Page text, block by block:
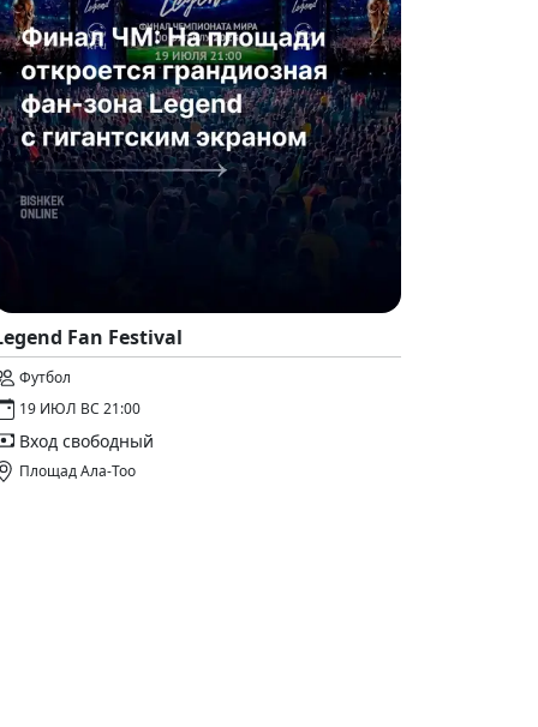
Fan Festival
Футбол
19 ИЮЛ ВС 21:00
Вход свободный
Площад Ала-Тоо